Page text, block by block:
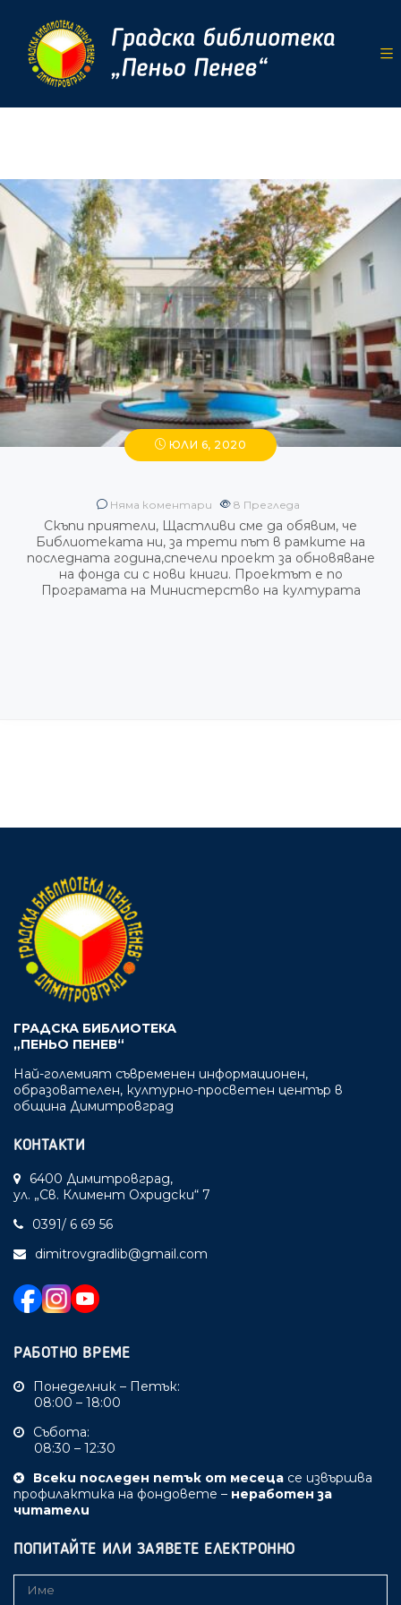
ЮЛИ 6, 2020
Няма коментари 8 Прегледа
Скъпи приятели, Щастливи сме да обявим, че
Библиотеката ни, за трети път в рамките на
последната година,спечели проект за обновяване
на фонда си с нови книги. Проектът е по
Програмата на Министерство на културата
ГРАДСКА БИБЛИОТЕКА
„ПЕНЬО ПЕНЕВ“
Най-големият съвременен информационен,
образователен, културно-просветен център в
община Димитровград
КОНТАКТИ
6400 Димитровград,
ул. „Св. Климент Охридски“ 7
0391/ 6 69 56
dimitrovgradlib@gmail.com
РАБОТНО ВРЕМЕ
Понеделник – Петък:
08:00 – 18:00
Събота:
08:30 – 12:30
Всеки последен петък от месеца се извършва
профилактика на фондовете – неработен за
читатели
ПОПИТАЙТЕ ИЛИ ЗАЯВЕТЕ ЕЛЕКТРОННО